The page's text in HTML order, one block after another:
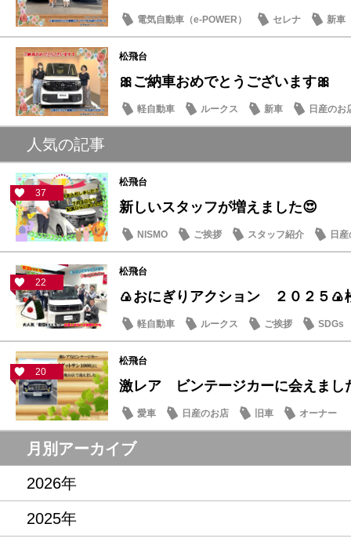
電気自動車（e-POWER） セレナ 新車
松飛台
🎀ご納車おめでとうございます🎀
軽自動車 ルークス 新車 日産のお
人気の記事
37
松飛台
新しいスタッフが増えました😍
NISMO ご挨拶 スタッフ紹介 日
22
松飛台
🍙おにぎりアクション ２０２５🍙
軽自動車 ルークス ご挨拶 SDGs
20
松飛台
激レア ビンテージカーに会えまし
愛車 日産のお店 旧車 オーナー
月別アーカイブ
2026年
2025年